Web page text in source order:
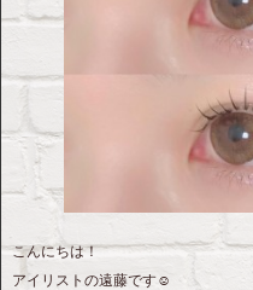
こんにちは！
アイリストの遠藤です☺︎